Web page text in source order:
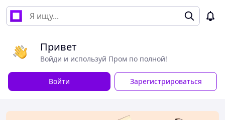
Привет
Войди и используй Пром по полной!
Войти Зарегистрироваться